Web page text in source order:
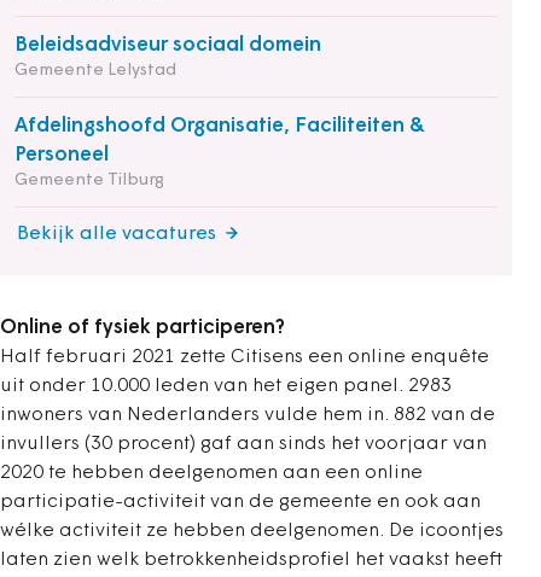
Beleidsadviseur sociaal domein
Gemeente Lelystad
Afdelingshoofd Organisatie, Faciliteiten &
Personeel
Gemeente Tilburg
Bekijk alle vacatures
Online of fysiek participeren?
Half februari 2021 zette Citisens een online enquête
uit onder 10.000 leden van het eigen panel. 2983
inwoners van Nederlanders vulde hem in. 882 van de
invullers (30 procent) gaf aan sinds het voorjaar van
2020 te hebben deelgenomen aan een online
participatie-activiteit van de gemeente en ook aan
wélke activiteit ze hebben deelgenomen. De icoontjes
laten zien welk betrokkenheidsprofiel het vaakst heeft